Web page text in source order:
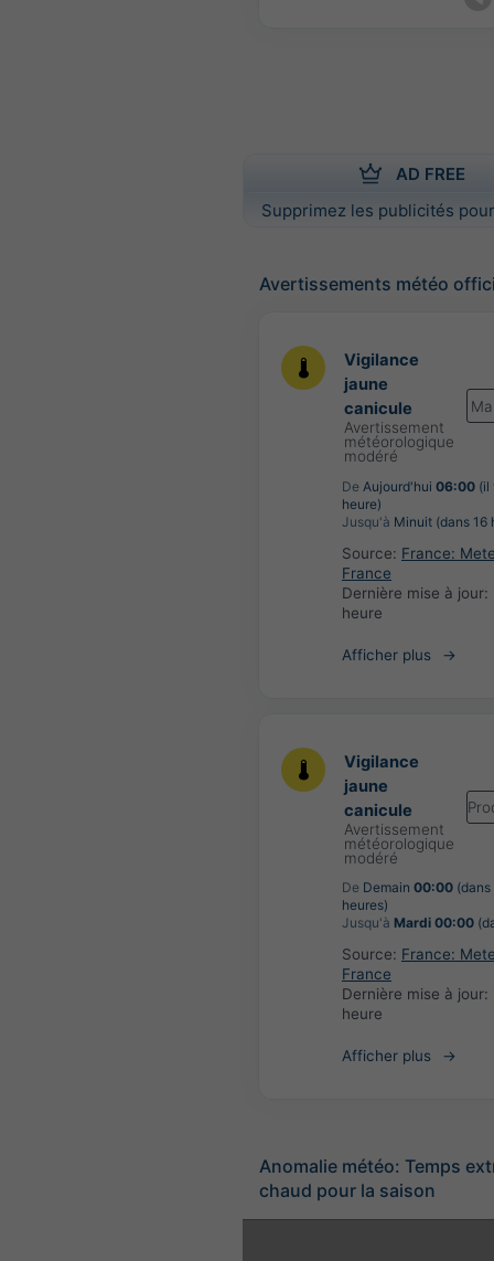
AD FREE
Supprimez les publicités
Avertissements météo
Vigilance
jaune
canicule
Avertissement
météorologique
modéré
De Aujourd'hui 06:00 (il
heure)
Jusqu'à Minuit (dans 16
Source: France:
France
Dernière mise à jour:
heure
Afficher plus
Vigilance
jaune
canicule
Avertissement
météorologique
modéré
De Demain 00:00 (dans
heures)
Jusqu'à Mardi 00:00
Source: France:
France
Dernière mise à jour:
heure
Afficher plus
Anomalie météo: Temps
chaud pour la saison